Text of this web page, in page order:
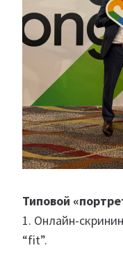
Типовой
1. Онлайн-
“fit”.